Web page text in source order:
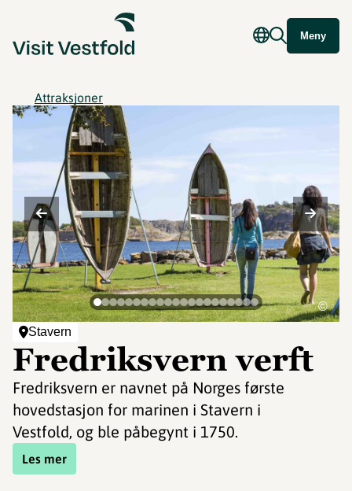
Meny
Attraksjoner
Stavern
Fredriksvern verft
Fredriksvern er navnet på Norges første
hovedstasjon for marinen i Stavern i
Vestfold, og ble påbegynt i 1750.
Les mer
©